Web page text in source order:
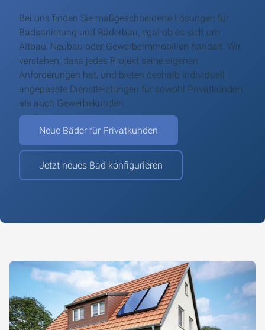
Bei uns finden Sie maßgeschneiderte Lösungen für
Badsanierung und Bäderbau, egal ob es sich um
Altbau, Neubau oder Gewerbeimmobilien handelt. Wir
verstehen, dass jedes Projekt seine eigenen
Anforderungen hat, und bieten deshalb individuell
angepasste Dienstleistungen für sowohl Privatkunden
als auch Gewerbekunden.
Neue Bäder für Privatkunden
Jetzt neues Bad konfigurieren